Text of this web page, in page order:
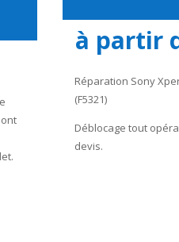
à partir
Réparation Sony
(F5321)
Déblocage tout
devis.